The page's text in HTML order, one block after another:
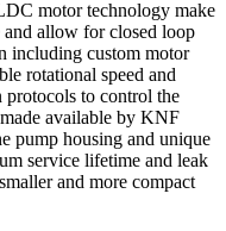
motor technology make
allow for closed loop
including custom motor
rotational speed and
protocols to control the
available by KNF
pump housing and unique
service lifetime and leak
and more compact